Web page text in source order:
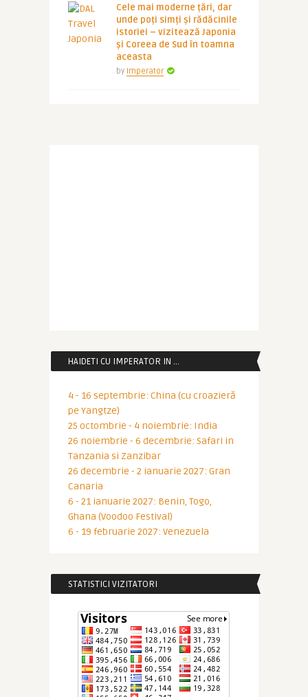
Cele mai moderne țări, dar
unde poți simți și rădăcinile
istoriei – vizitează Japonia
și Coreea de Sud în toamna
aceasta
by Imperator
HAIDETI CU IMPERATOR IN …
4 - 16 septembrie: China (cu croazieră
pe Yangtze)
25 octombrie - 4 noiembrie: India
26 noiembrie - 6 decembrie: Safari in
Tanzania si Zanzibar
26 decembrie - 2 ianuarie 2027: Gran
Canaria
6 - 21 ianuarie 2027: Benin, Togo,
Ghana (Voodoo Festival)
6 - 19 februarie 2027: Venezuela
STATISTICI VIZITATORI